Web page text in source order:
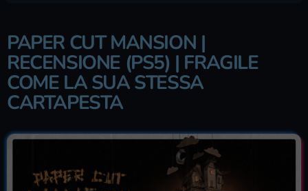
PAPER CUT MANSION |
RECENSIONE (PS5) | FRAGILE
COME LA SUA STESSA
CARTAPESTA